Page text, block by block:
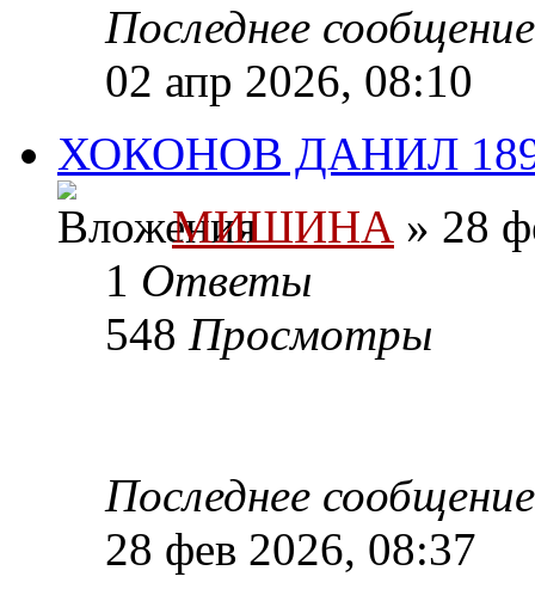
Последнее
02 апр 2026, 08:10
ХОКОНОВ ДАНИЛ
МИШИНА » 28
1 Ответы
548 Просмотры
Последнее
28 фев 2026, 08:37